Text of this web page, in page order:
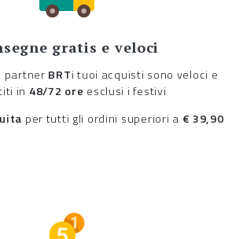
gratis e veloci
partner BRTi tuoi acquisti sono veloci e
in 48/72 ore esclusi i festivi
per tutti gli ordini superiori a € 39,90